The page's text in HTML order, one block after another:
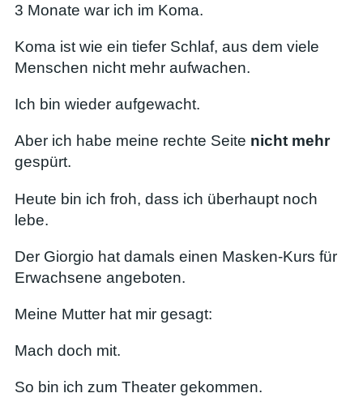
3 Monate war ich im Koma.
Koma ist wie ein tiefer Schlaf, aus dem viele
Menschen nicht mehr aufwachen.
Ich bin wieder aufgewacht.
Aber ich habe meine rechte Seite nicht mehr
gespürt.
Heute bin ich froh, dass ich überhaupt noch
lebe.
Der Giorgio hat damals einen Masken-Kurs für
Erwachsene angeboten.
Meine Mutter hat mir gesagt:
Mach doch mit.
So bin ich zum Theater gekommen.